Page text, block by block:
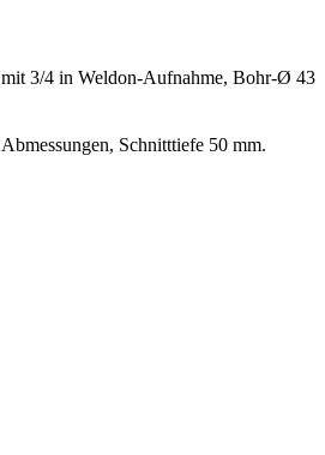
3/4 in Weldon-Aufnahme, Bohr-Ø 43
Schnitttiefe 50 mm.